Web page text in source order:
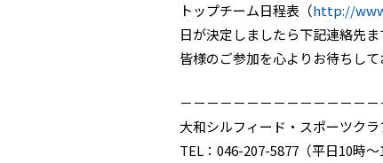
トップチーム日程表（http://
日が決定しましたら下記連絡先ま
皆様のご参加を心よりお待ちして
－－－－－－－－－－－－－－
大和シルフィード・スポーツク
TEL：046-207-5877（平日10時～